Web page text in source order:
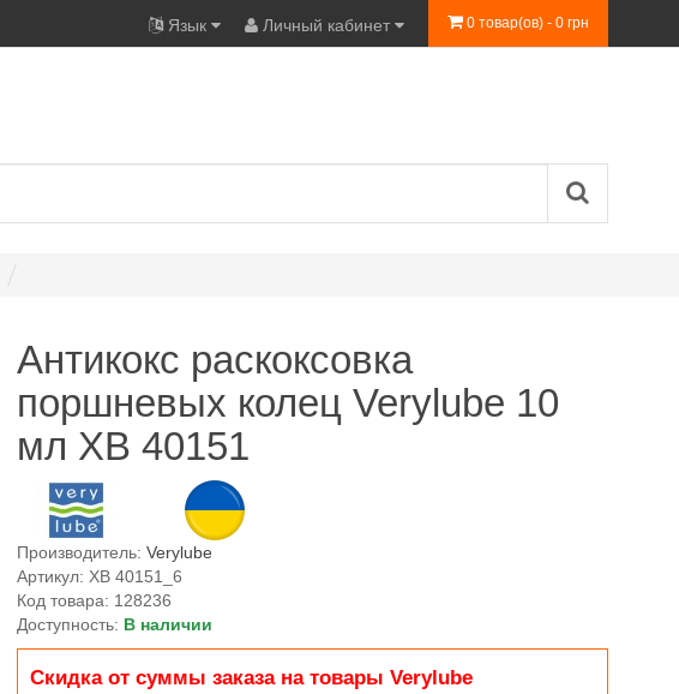
0 товар(ов) - 0 грн
Язык Личный кабинет
Антикокс раскоксовка
поршневых колец Verylube 10
мл XB 40151
Производитель: Verylube
Артикул: XB 40151_6
Код товара: 128236
Доступность: В наличии
Скидка от суммы заказа на товары Verylube